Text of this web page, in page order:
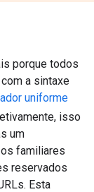
porque todos
a sintaxe
uniforme
isso
um
familiares
reservados
Esta